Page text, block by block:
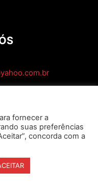
fornecer a
suas preferências
concorda com a